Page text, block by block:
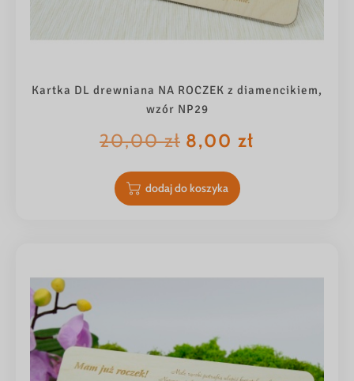
Kartka DL drewniana NA ROCZEK z diamencikiem,
wzór NP29
20,00zł Pierwotna
wynosiła:
20,00 zł.
8,00 zł
dodaj do koszyka